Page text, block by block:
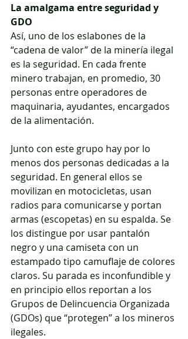
La amalgama entre seguridad y
GDO
Así, uno de los eslabones de la
“cadena de valor” de la minería ilegal
es la seguridad. En cada frente
minero trabajan, en promedio, 30
personas entre operadores de
maquinaria, ayudantes, encargados
de la alimentación.
Junto con este grupo hay por lo
menos dos personas dedicadas a la
seguridad. En general ellos se
movilizan en motocicletas, usan
radios para comunicarse y portan
armas (escopetas) en su espalda. Se
los distingue por usar pantalón
negro y una camiseta con un
estampado tipo camuflaje de colores
claros. Su parada es inconfundible y
en principio ellos reportan a los
Grupos de Delincuencia Organizada
(GDOs) que “protegen” a los mineros
ilegales.